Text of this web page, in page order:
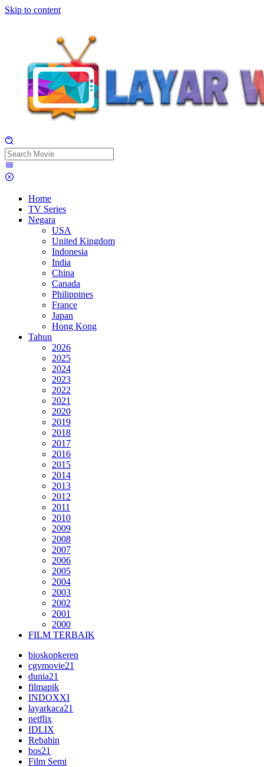
Skip to content
Home
TV Series
Negara
USA
United Kingdom
Indonesia
India
China
Canada
Philippines
France
Japan
Hong Kong
Tahun
2026
2025
2024
2023
2022
2021
2020
2019
2018
2017
2016
2015
2014
2013
2012
2011
2010
2009
2008
2007
2006
2005
2004
2003
2002
2001
2000
FILM TERBAIK
bioskopkeren
cgvmovie21
dunia21
filmapik
INDOXXI
layarkaca21
netflix
IDLIX
Rebahin
bos21
Film Semi